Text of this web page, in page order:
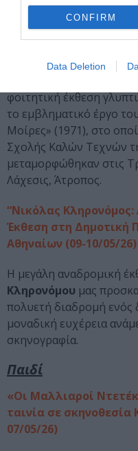
CONFIRM
Data Deletion
«Αναπλάθοντας τη
γλυπτικής στο
φοιτητική έκθεση
το εμβληματικό έργο
Μοίρες» (1971), στο
Σχολής Καλών Τεχνών
μεταμορφώθηκαν στις
Λάχεσις, Άτροπος.
“Νικόλας Κληρονόμος:
Έκθεση στη Δημοτική
Αθηναίων (09-10/05/26)
Η μεγάλη αναδρομική
Κληρονόμου μας
πολυετή διαδρομή ενός
μοναδική ευχέρεια
σκηνογραφία.
Παιδί
«Οι Μαλλιαροί
ταινία σε
07/05/26)